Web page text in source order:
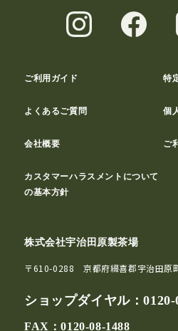
ご利用ガイド 特
よくあるご質問 個
会社概要 ご
カスタマーハラスメントについて
の基本方針
株式会社宇治田原製茶場
〒610-0288 京都府綴喜郡宇治田原
ショップダイヤル：
FAX：0120-08-1488